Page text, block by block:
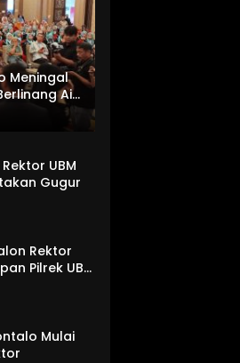
Meningal
Air
UBM
Gugur
Rektor
Pilrek UBM
Mulai